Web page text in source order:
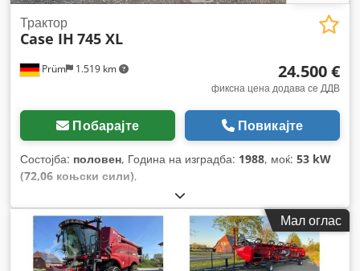
Prüm 1.519 km
Трактор
Case IH 745 XL
24.500 €
фиксна цена додава се ДДВ
Побарајте Повикајте
Состојба: половен, Година на изградба: 1988, моќ: 53 kW
(72,06 коњски сили),
Мал оглас